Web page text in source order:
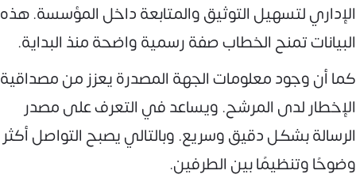
الإداري لتسهيل التوثيق والمتابعة داخل المؤسسة. هذه
البيانات تمنح الخطاب صفة رسمية واضحة منذ البداية.
كما أن وجود معلومات الجهة المصدرة يعزز من مصداقية
الإخطار لدى المرشح. ويساعد في التعرف على مصدر
الرسالة بشكل دقيق وسريع. وبالتالي يصبح التواصل أكثر
وضوحًا وتنظيمًا بين الطرفين.